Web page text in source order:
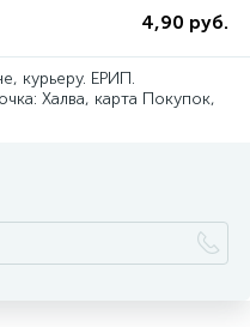
4,90 руб.
курьеру. ЕРИП.
Халва, карта Покупок,